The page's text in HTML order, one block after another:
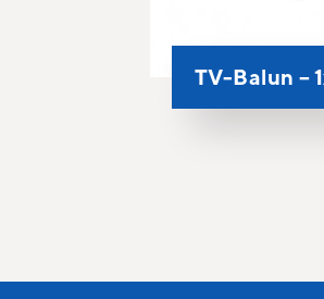
TV-Balun –